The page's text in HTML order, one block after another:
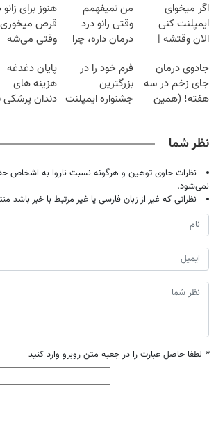
اگر میخوای
ایمپلنت کنی
الان وقتشه |
میلیون تومان!!!
من نمیفهمم
وقتی زانو درد
درمان داره، چرا
تحمل میکنی؟❗
هنوز برای
قرص
وقتی می‌شه
درمانش
جادوی درمان
جای زخم در سه
هفته! (همین
فرم خود را در
بزرگترین
جشنواره ایمپلنت
پایان دغدغه
هزینه های
دندان پزشکی
نظر شما
نظرات حاوی توهین و هرگونه نسبت ناروا به اشخاص
نمی‌شود.
نظراتی که غیر از زبان فارسی یا غیر مرتبط با خبر باشد
* لطفا حاصل عبارت را در جعبه متن روبرو وارد کنید